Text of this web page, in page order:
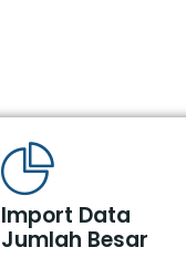
Import Data
Jumlah Besar